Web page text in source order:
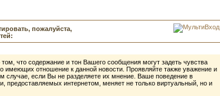
пожалуйста,
что содержание и тон Вашего сообщения могут задеть чувства
имеющих отношение к данной новости. Проявляйте также уважение и
случае, если Вы не разделяете их мнение. Ваше поведение в
предоставляемых интернетом, меняет не только виртуальный, но и